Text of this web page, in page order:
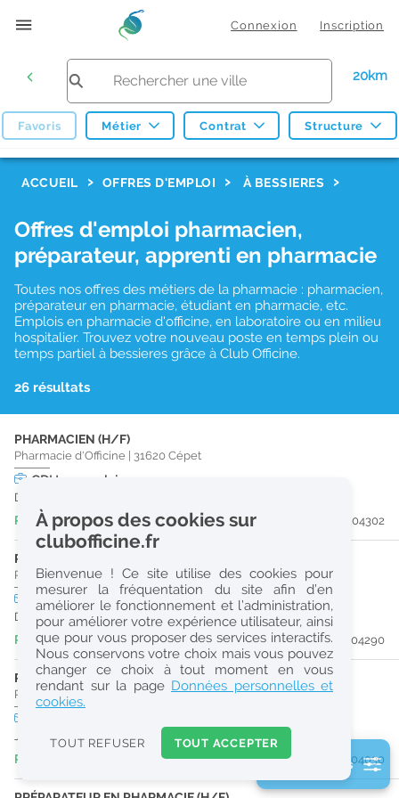
Connexion Inscription
20km
Favoris Métier Contrat Structure
Réinitialiser
2
0
k
Consulter les offres de la France d'outre-mer
ACCUEIL OFFRES D'EMPLOI À BESSIERES
Offres d'emploi pharmacien,
préparateur, apprenti en pharmacie
Toutes nos offres des métiers de la pharmacie : pharmacien,
préparateur en pharmacie, étudiant en pharmacie, etc.
Emplois en pharmacie d'officine, en laboratoire ou en milieu
hospitalier. Trouvez votre nouveau poste en temps plein ou
temps partiel à bessieres grâce à Club Officine.
26 résultats
PHARMACIEN (H/F)
Pharmacie d'Officine 31620 Cépet
CDI temps plein
Dès que possible
Publiée il y a 3 jour(s)
#204302
PRÉPARATEUR EN PHARMACIE (H/F)
Pharmacie d'Officine|31140Launaguet
temps plein
Dès que possible
Publiée il y a 3 jour(s)
#204290
PRÉPARATEUR EN PHARMACIE (H/F)
Pharmacie d'Officine 31200 Toulouse
Jusqu'au 13/08/26
Publiée il y a 5 jour(s)
#204030
2 filtre(s) actifs
À propos des cookies sur
clubofficine.fr
Bienvenue ! Ce site utilise des cookies pour
mesurer la fréquentation du site afin d’en
améliorer le fonctionnement et l’administration,
pour améliorer votre expérience utilisateur, ainsi
que pour vous proposer des services interactifs.
Nous conservons votre choix mais vous pouvez
changer ce choix à tout moment en vous
rendant sur la page Données personnelles et
cookies.
TOUT REFUSER TOUT ACCEPTER